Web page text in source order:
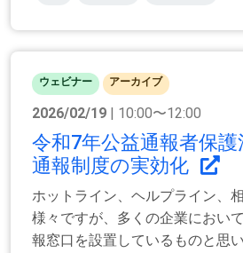
ウェビナー アーカイブ
2026/02/19 | 10:00〜12:00
令和7年公益通報者保
通報制度の実効化
ホットライン、ヘルプライン、
様々ですが、多くの企業におい
報窓口を設置しているものと思